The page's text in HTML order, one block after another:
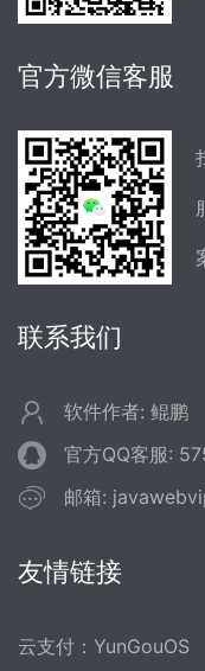
官方微信客服
联系我们
软件作者: 鲲鹏
官方QQ客服:
邮箱:
友情链接
云支付：YunGouOS